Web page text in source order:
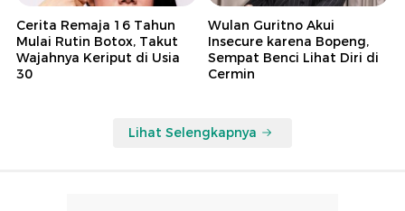
Cerita Remaja 16 Tahun
Mulai Rutin Botox, Takut
Wajahnya Keriput di Usia
30
Wulan Guritno Akui
Insecure karena Bopeng,
Sempat Benci Lihat Diri di
Cermin
Lihat Selengkapnya